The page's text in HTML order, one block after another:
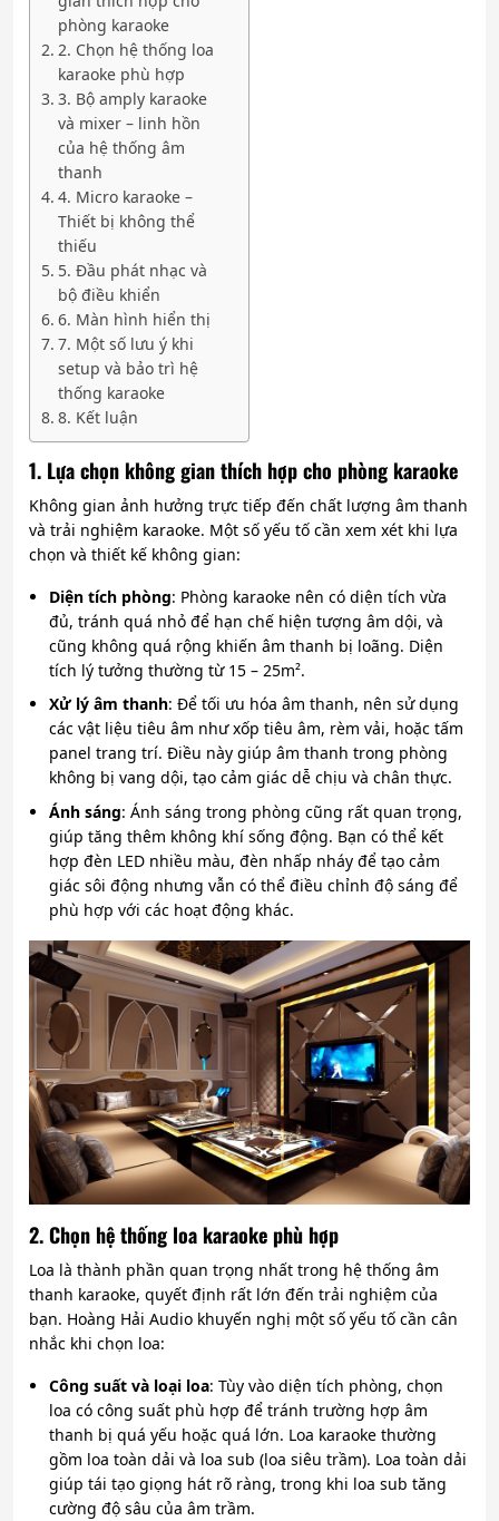
phòng karaoke
2. Chọn hệ thống loa
karaoke phù hợp
3. Bộ amply karaoke
và mixer – linh hồn
của hệ thống âm
thanh
4. Micro karaoke –
Thiết bị không thể
thiếu
5. Đầu phát nhạc và
bộ điều khiển
6. Màn hình hiển thị
7. Một số lưu ý khi
setup và bảo trì hệ
thống karaoke
8. Kết luận
1. Lựa chọn không gian thích hợp cho phòng karaoke
Không gian ảnh hưởng trực tiếp đến chất lượng âm thanh
và trải nghiệm karaoke. Một số yếu tố cần xem xét khi lựa
chọn và thiết kế không gian:
Diện tích phòng: Phòng karaoke nên có diện tích vừa
đủ, tránh quá nhỏ để hạn chế hiện tượng âm dội, và
cũng không quá rộng khiến âm thanh bị loãng. Diện
tích lý tưởng thường từ 15 – 25m².
Xử lý âm thanh: Để tối ưu hóa âm thanh, nên sử dụng
các vật liệu tiêu âm như xốp tiêu âm, rèm vải, hoặc tấm
panel trang trí. Điều này giúp âm thanh trong phòng
không bị vang dội, tạo cảm giác dễ chịu và chân thực.
Ánh sáng: Ánh sáng trong phòng cũng rất quan trọng,
giúp tăng thêm không khí sống động. Bạn có thể kết
hợp đèn LED nhiều màu, đèn nhấp nháy để tạo cảm
giác sôi động nhưng vẫn có thể điều chỉnh độ sáng để
phù hợp với các hoạt động khác.
2. Chọn hệ thống loa karaoke phù hợp
Loa là thành phần quan trọng nhất trong hệ thống âm
thanh karaoke, quyết định rất lớn đến trải nghiệm của
bạn. Hoàng Hải Audio khuyến nghị một số yếu tố cần cân
nhắc khi chọn loa:
Công suất và loại loa: Tùy vào diện tích phòng, chọn
loa có công suất phù hợp để tránh trường hợp âm
thanh bị quá yếu hoặc quá lớn. Loa karaoke thường
gồm loa toàn dải và loa sub (loa siêu trầm). Loa toàn dải
giúp tái tạo giọng hát rõ ràng, trong khi loa sub tăng
cường độ sâu của âm trầm.